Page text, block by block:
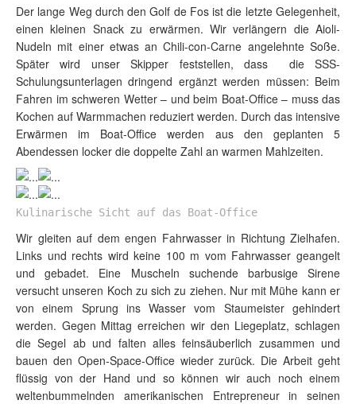
Der lange Weg durch den Golf de Fos ist die letzte Gelegenheit,
einen kleinen Snack zu erwärmen. Wir verlängern die Aioli-
Nudeln mit einer etwas an Chili-con-Carne angelehnte Soße.
Später wird unser Skipper feststellen, dass die SSS-
Schulungsunterlagen dringend ergänzt werden müssen: Beim
Fahren im schweren Wetter – und beim Boat-Office – muss das
Kochen auf Warmmachen reduziert werden. Durch das intensive
Erwärmen im Boat-Office werden aus den geplanten 5
Abendessen locker die doppelte Zahl an warmen Mahlzeiten.
Kulinarische Sicht auf das Boat-Office
Wir gleiten auf dem engen Fahrwasser in Richtung Zielhafen.
Links und rechts wird keine 100 m vom Fahrwasser geangelt
und gebadet. Eine Muscheln suchende barbusige Sirene
versucht unseren Koch zu sich zu ziehen. Nur mit Mühe kann er
von einem Sprung ins Wasser vom Staumeister gehindert
werden. Gegen Mittag erreichen wir den Liegeplatz, schlagen
die Segel ab und falten alles feinsäuberlich zusammen und
bauen den Open-Space-Office wieder zurück. Die Arbeit geht
flüssig von der Hand und so können wir auch noch einem
weltenbummelnden amerikanischen Entrepreneur in seinen